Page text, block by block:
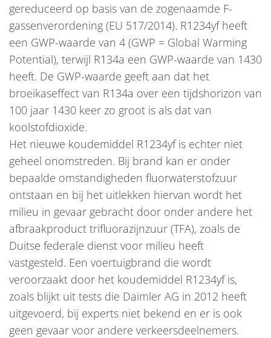
gereduceerd op basis van de zogenaamde F-
gassenverordening (EU 517/2014). R1234yf heeft
een GWP-waarde van 4 (GWP = Global Warming
Potential), terwijl R134a een GWP-waarde van 1430
heeft. De GWP-waarde geeft aan dat het
broeikaseffect van R134a over een tijdshorizon van
100 jaar 1430 keer zo groot is als dat van
koolstofdioxide.
Het nieuwe koudemiddel R1234yf is echter niet
geheel onomstreden. Bij brand kan er onder
bepaalde omstandigheden fluorwaterstofzuur
ontstaan en bij het uitlekken hiervan wordt het
milieu in gevaar gebracht door onder andere het
afbraakproduct trifluorazijnzuur (TFA), zoals de
Duitse federale dienst voor milieu heeft
vastgesteld. Een voertuigbrand die wordt
veroorzaakt door het koudemiddel R1234yf is,
zoals blijkt uit tests die Daimler AG in 2012 heeft
uitgevoerd, bij experts niet bekend en er is ook
geen gevaar voor andere verkeersdeelnemers.